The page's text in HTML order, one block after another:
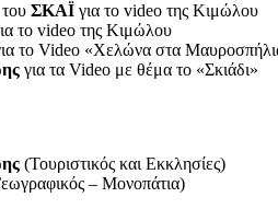
του ΣΚΑΪ για το video της Κιμώλου
το video της Κιμώλου
το Video «Χελώνα στα
για τα Video με θέμα το «Σκιάδι»
(Τουριστικός και Εκκλησίες)
– Μονοπάτια)